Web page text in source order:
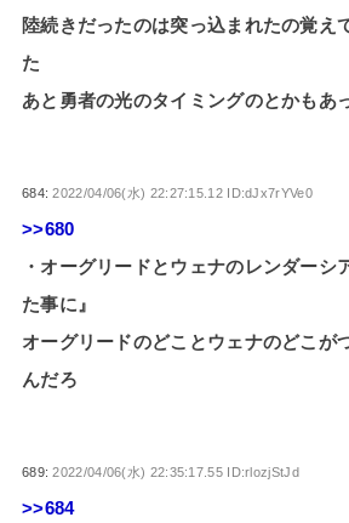
陸続きだったのは突っ込まれたの覚え
た
あと勇者の光のタイミングのとかもあ
684:2022/04/06(水) 22:27:15.12 ID:dJx7rYVe0
>>680
・オーグリードとウェナのレンダーシ
た事に』
オーグリードのどことウェナのどこが
んだろ
689:2022/04/06(水) 22:35:17.55 ID:rlozjStJd
>>684